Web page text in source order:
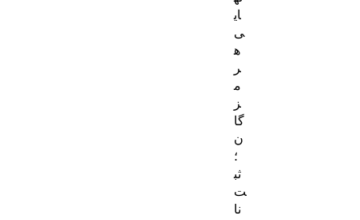
ای
ی
ه
ر
م
ز
گا
ن
؛
ثب
ت‌
نا